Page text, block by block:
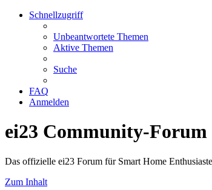
Schnellzugriff
Unbeantwortete Themen
Aktive Themen
Suche
FAQ
Anmelden
ei23 Community-Forum
Das offizielle ei23 Forum für Smart Home
Zum Inhalt